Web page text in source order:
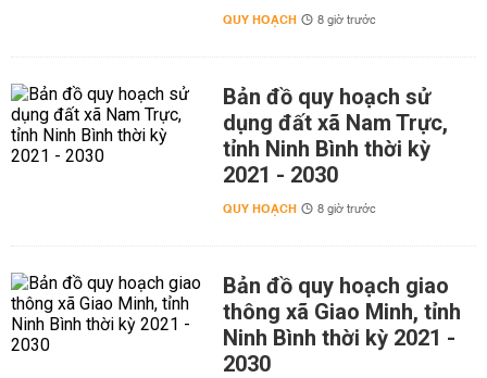
QUY HOẠCH 8 giờ trước
Bản đồ quy hoạch sử
dụng đất xã Nam Trực,
tỉnh Ninh Bình thời kỳ
2021 - 2030
QUY HOẠCH 8 giờ trước
Bản đồ quy hoạch giao
thông xã Giao Minh, tỉnh
Ninh Bình thời kỳ 2021 -
2030